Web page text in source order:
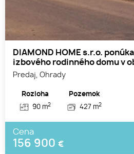
DIAMOND HOME s.r.o.
izbového rodinného domu v
Predaj, Ohrady
Rozloha
90 m2
Pozemok
427 m2
Cena
156 900 €